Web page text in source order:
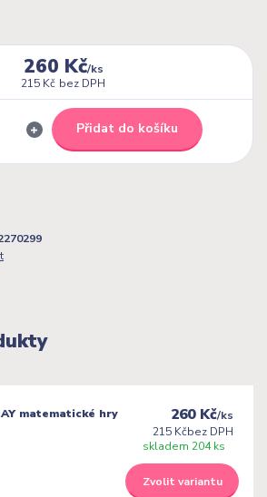
260 Kč/ks
215 Kč bez DPH
Přidat do košíku
matematické hry 260 Kč/ks
215 Kčbez DPH
skladem 204 ks
Zvolit variantu